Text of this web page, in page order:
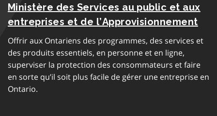
Ministère des Services au public et aux
entreprises et de l’Approvisionnement
Offrir aux Ontariens des programmes, des services et
des produits essentiels, en personne et en ligne,
superviser la protection des consommateurs et faire
en sorte qu’il soit plus facile de gérer une entreprise en
Ontario.